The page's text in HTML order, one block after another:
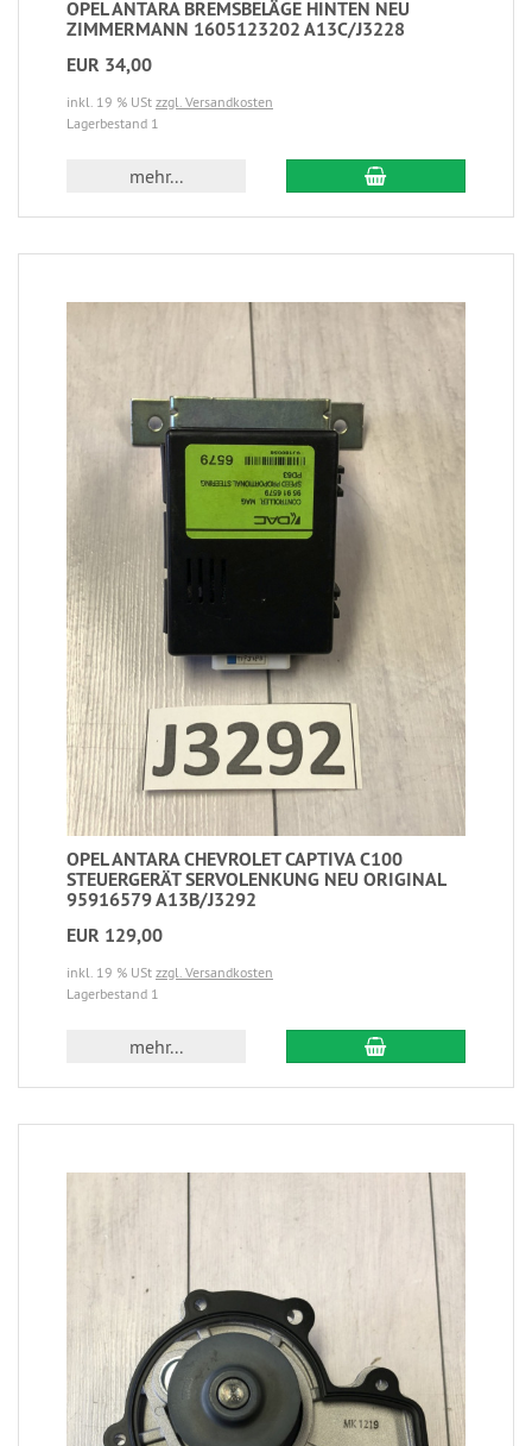
OPEL ANTARA BREMSBELÄGE HINTEN NEU
ZIMMERMANN 1605123202 A13C/J3228
EUR 34,00
inkl. 19 % USt zzgl. Versandkosten
Lagerbestand 1
mehr...
OPEL ANTARA CHEVROLET CAPTIVA C100
STEUERGERÄT SERVOLENKUNG NEU ORIGINAL
95916579 A13B/J3292
EUR 129,00
inkl. 19 % USt zzgl. Versandkosten
Lagerbestand 1
mehr...